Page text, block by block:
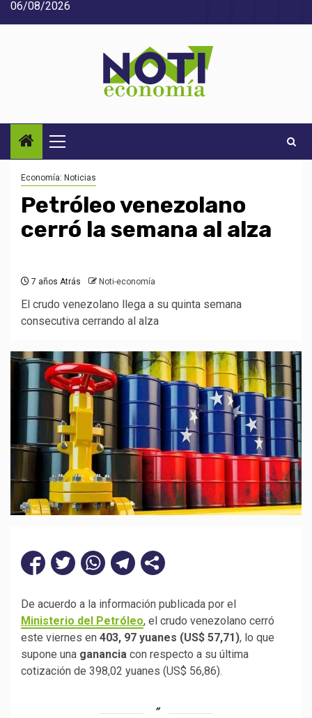
Saltar
al
06/08/2026
Noti-
economía
Menú
principal
Economía: Noticias
Petróleo venezolano
cerró la semana al alza
7 años Atrás Noti-economía
El crudo venezolano llega a su quinta semana
consecutiva cerrando al alza
De acuerdo a la información publicada por el
Ministerio del Petróleo, el crudo venezolano cerró
este viernes en 403, 97 yuanes (US$ 57,71), lo que
supone una ganancia con respecto a su última
cotización de 398,02 yuanes (US$ 56,86).